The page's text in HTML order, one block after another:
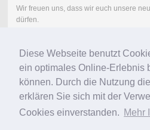
Diese Webseite benutzt
ein optimales Online-Erlebnis
können. Durch die Nutzung
erklären Sie sich mit der
Cookies einverstanden. Mehr
Wir freuen uns, dass wir euch unsere
dürfen.